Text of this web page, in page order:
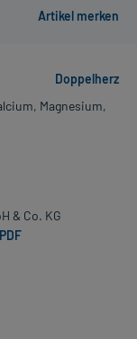
Doppelherz
Magnesium,
& Co. KG